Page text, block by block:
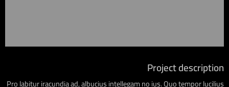
Project description
Pro labitur iracundia ad, albucius intellegam no ius. Quo tempor lucilius